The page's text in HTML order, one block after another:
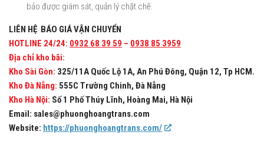
bảo được giám sát, quản lý chặt chẽ.
LIÊN HỆ BÁO GIÁ VẬN CHUYỂN
HOTLINE 24/24: 0932 68 39 59 – 0938 85 3959
Địa chỉ kho bãi:
Kho Sài Gòn: 325/11A Quốc Lộ 1A, An Phú Đông, Quận 12, Tp HCM.
Kho Đà Nẵng: 555C Trường Chinh, Đà Nẵng
Kho Hà Nội: Số 1 Phố Thúy Lĩnh, Hoàng Mai, Hà Nội
Email: sales@phuonghoangtrans.com
Website: https://phuonghoangtrans.com/